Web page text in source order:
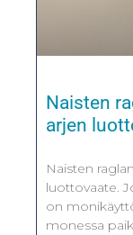
Naisten
arjen
Naisten
luottovaate.
on
monessa